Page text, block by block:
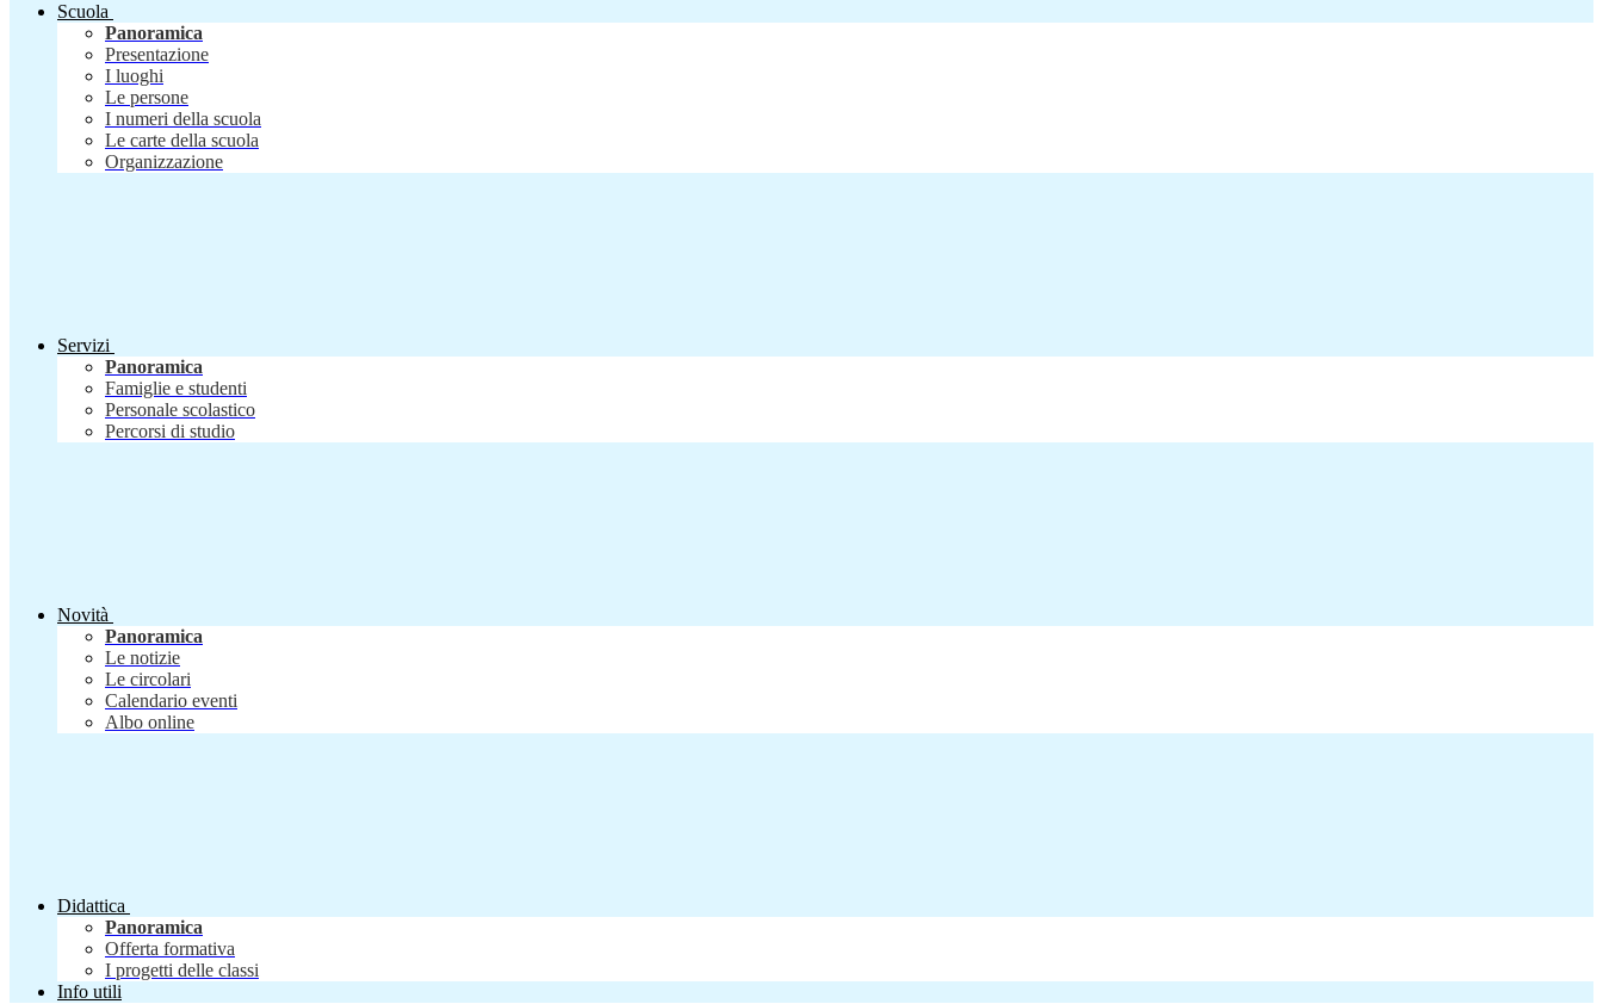
Scuola
Panoramica
Presentazione
I luoghi
Le persone
I numeri della scuola
Le carte della scuola
Organizzazione
Servizi
Panoramica
Famiglie e studenti
Personale scolastico
Percorsi di studio
Novità
Panoramica
Le notizie
Le circolari
Calendario eventi
Albo online
Didattica
Panoramica
Offerta formativa
I progetti delle classi
Info utili